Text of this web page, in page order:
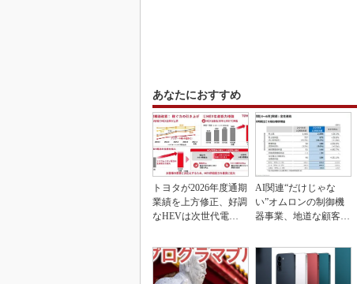
あなたにおすすめ
トヨタが2026年度通期
業績を上方修正、好調
なHEVは次世代電池
AI関連“だけじゃな
い”オムロンの制御機
器事業、地道な顧客基